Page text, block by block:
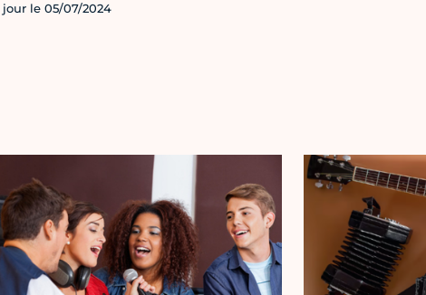
jour le 05/07/2024